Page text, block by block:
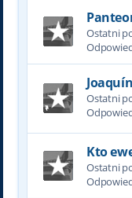
Ostatni
Ostatni
Kto
Ostatni